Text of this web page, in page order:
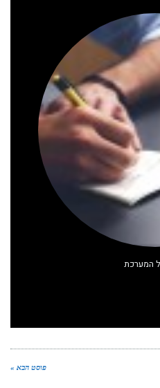
המערכת
פוסט הבא »